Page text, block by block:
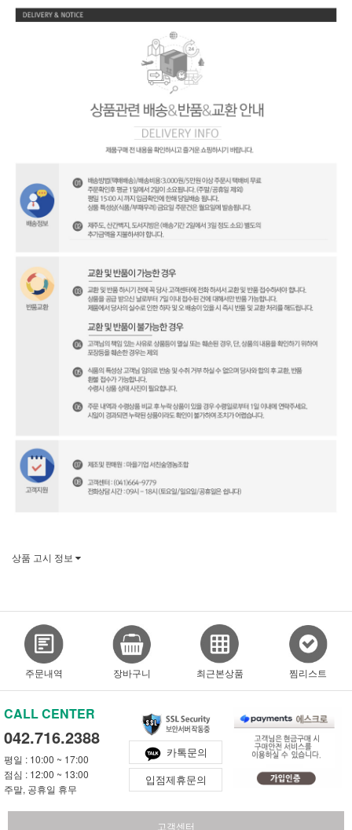
상품 고시 정보
주문내역 장바구니 최근본상품 찜리스트
CALL CENTER
042.716.2388
평일 : 10:00 ~ 17:00
점심 : 12:00 ~ 13:00
주말, 공휴일 휴무
카톡문의
입점제휴문의
고객센터